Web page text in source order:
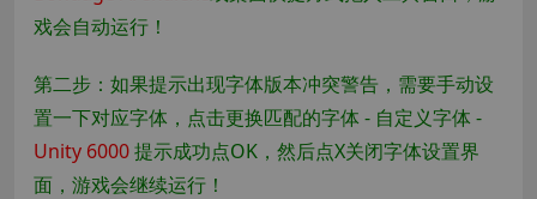
戏会自动运行！
第二步：如果提示出现字体版本冲突警告，需要手动设
置一下对应字体，点击更换匹配的字体 - 自定义字体 -
Unity 6000提示成功点OK，然后点X关闭字体设置界
面，游戏会继续运行！